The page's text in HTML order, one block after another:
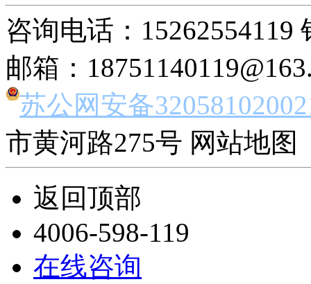
咨询电话：15262554119
邮箱：
苏公网安备
市黄河路275号 网站地图
返回顶部
4006-598-119
在线咨询